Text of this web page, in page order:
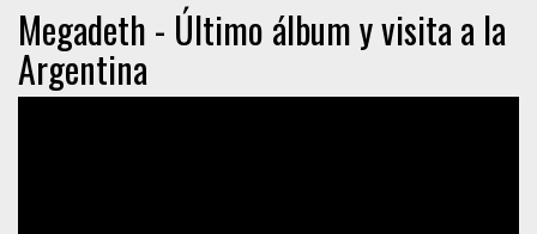
Megadeth - Último álbum y visita a la
Argentina